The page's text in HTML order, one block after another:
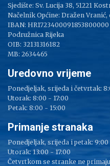
Sjedište: Sv. Lucija 38, 51221
Načelnik Općine: Dražen Vranić,
IBAN:
Podružnica Rijeka
OIB: 32131316182
MB: 2634465
Uredovno vrijeme
Ponedjeljak, srijeda i četvrtak:
Utorak: 8:00 - 17:00
Petak: 8:00 - 15:00
Primanje stranaka
Ponedjeljak, srijeda i petak: 9:00
Utorak: 13:00 - 17:00
Četvrtkom se stranke ne primaju